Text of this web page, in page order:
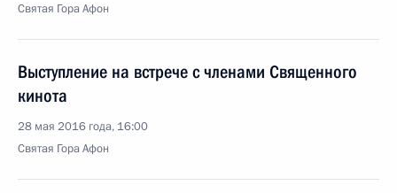
Святая Гора Афон
Выступление на встрече с членами Священного
кинота
28 мая 2016 года, 16:00
Святая Гора Афон